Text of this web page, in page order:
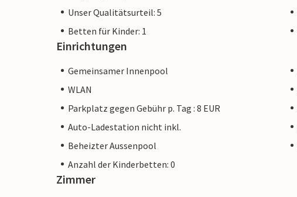
Unser Qualitätsurteil: 5
Betten für Kinder: 1
Einrichtungen
Gemeinsamer Innenpool
WLAN
Parkplatz gegen Gebühr p. Tag : 8 EUR
Auto-Ladestation nicht inkl.
Beheizter Aussenpool
Anzahl der Kinderbetten: 0
Zimmer